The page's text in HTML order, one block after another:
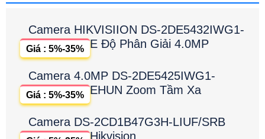
Camera HIKVISIION DS-2DE5432IWG1-
E Độ Phân Giải 4.0MP
Giá : 5%-35%
Camera 4.0MP DS-2DE5425IWG1-
EHUN Zoom Tầm Xa
Giá : 5%-35%
Camera DS-2CD1B47G3H-LIUF/SRB
Hikvision